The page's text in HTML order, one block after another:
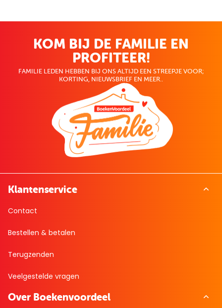
KOM BIJ DE FAMILIE EN
PROFITEER!
FAMILIE LEDEN HEBBEN BIJ ONS ALTIJD EEN STREEPJE VOOR;
KORTING, NIEUWSBRIEF EN MEER..
Klantenservice
Contact
Bestellen & betalen
Terugzenden
Veelgestelde vragen
Over Boekenvoordeel